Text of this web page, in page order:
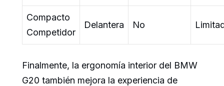
Compacto
Competidor
Delantera No
Finalmente, la ergonomía interior del BMW
G20 también mejora la experiencia de